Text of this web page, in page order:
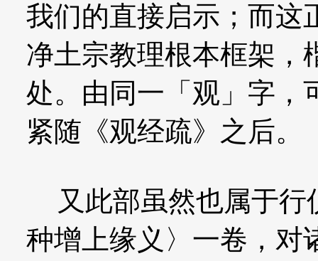
我们的直接启示；而这
净土宗教理根本框架，
处。由同一「观」字，
紧随《观经疏》之后。
又此部虽然也属于行
种增上缘义〉一卷，对